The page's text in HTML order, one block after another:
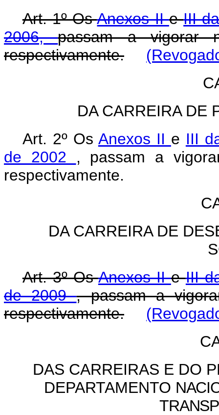
Art. 1º OsAnexos IIeIII
2006,passam a
respectivamente.
DA CARREIRA DE
Art. 2º Os Anexos II e III
de 2002 , passam a
respectivamente.
DA CARREIRA DE
Art. 3º OsAnexos IIeIII
de 2009, passam a
respectivamente.
DAS CARREIRAS E DO
DEPARTAMENTO